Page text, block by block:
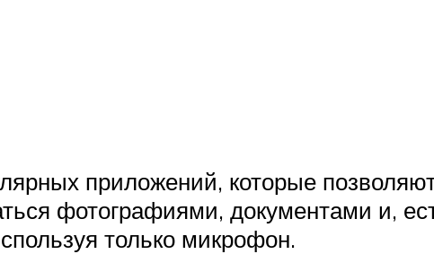
приложений, которые
фотографиями, документами и,
только микрофон.